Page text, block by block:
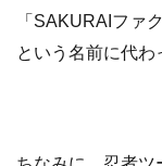
者
方
「SAKURAIファ
という名前に代わ